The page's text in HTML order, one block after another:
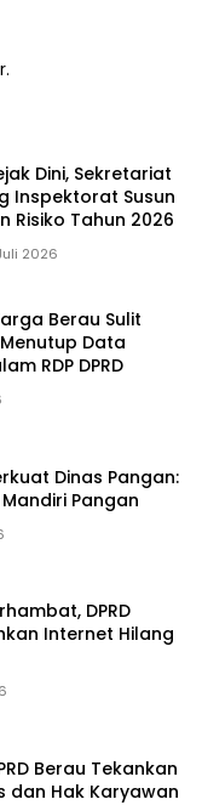
Dini, Sekretariat
Inspektorat Susun
Risiko Tahun 2026
2026
Berau Sulit
Menutup Data
RDP DPRD
Dinas Pangan:
Pangan
DPRD
Internet Hilang
Berau Tekankan
dan Hak Karyawan